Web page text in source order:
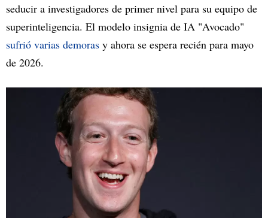
seducir a investigadores de primer nivel para su equipo de
superinteligencia. El modelo insignia de IA "Avocado"
sufrió varias demoras y ahora se espera recién para mayo
de 2026.